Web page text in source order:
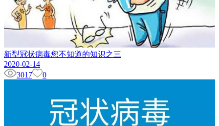
新型冠状病毒您不知道的知识之三
2020-02-14
3017
0